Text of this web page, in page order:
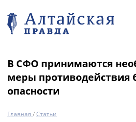
В СФО принимаются
меры противодействия
опасности
Главная /Статьи